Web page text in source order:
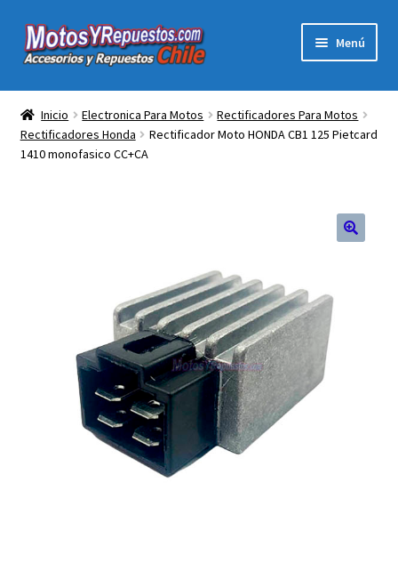
Ir
a
Ir
al
Menú
Acc y Rep Motocross Enduro
menú
Electronica Para Motos
Ropa para Motociclistas
Tienda Física Motosyrepuestos
FAQ Preguntas Frecuentes
Inicio Electronica Para Motos
Rectificadores Para Motos
Rectificadores Honda
Rectificador Moto HONDA CB1 125 Pietcard
1410 monofasico CC+CA